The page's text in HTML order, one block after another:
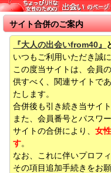
サイト合併のご案内
『大人の出会いfrom40』
いつもご利用いただき誠
この度当サイトは、会員
供すべく、関連サイトで
たします。
合併後も引き続き当サイ
また、会員番号とパスワ
サイトの合併により、女
す。
なお、これに伴いプロフ
その項目追加手続きをお